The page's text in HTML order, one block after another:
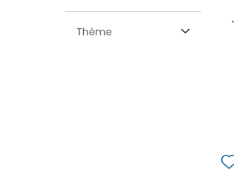
Thème